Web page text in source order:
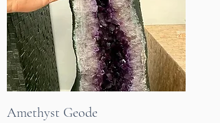
Amethyst Geode